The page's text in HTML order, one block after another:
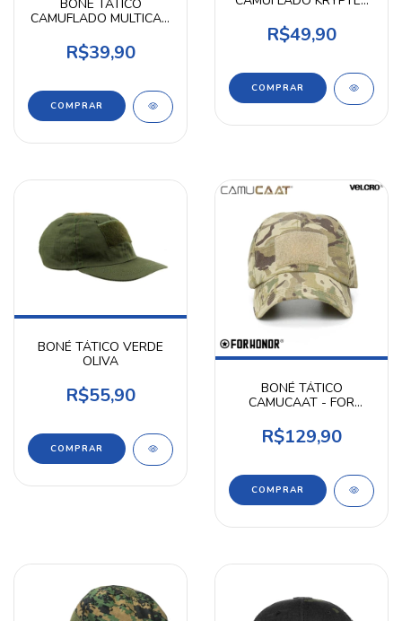
BONÉ TÁTICO
CAMUFLADO MULTICAM
TIRAS PLÁSTICAS
R$39,90
VELCRO
R$49,90
BONÉ TÁTICO VERDE
OLIVA
R$55,90
BONÉ TÁTICO
CAMUCAAT - FOR
R$129,90